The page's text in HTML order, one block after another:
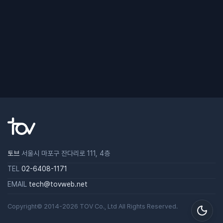
토브 서울시 마포구 잔다리로 111, 4층
TEL 02-6408-1171
EMAIL tech@tovweb.net
Copyright© 2014-2026 TOV Co., Ltd All Rights Reserved.